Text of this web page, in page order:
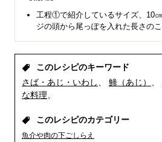
工程①で紹介しているサイズ、10
ジの頭から尾っぽを入れた長さのこ
このレシピのキーワード
さば・あじ・いわし
鯵（あじ）
な料理
このレシピのカテゴリー
魚介や肉の下ごしらえ